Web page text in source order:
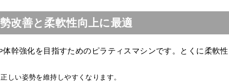
改善と柔軟性向上に最適
幹強化を目指すためのピラティスマシンです。とくに柔軟
しい姿勢を維持しやすくなります。